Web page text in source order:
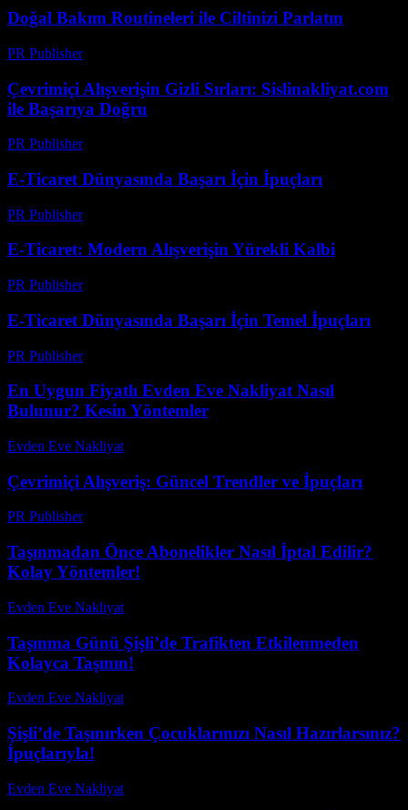
Doğal Bakım Routineleri ile Ciltinizi Parlatın
PR Publisher-
Çevrimiçi Alışverişin Gizli Sırları: Sislinakliyat.com
ile Başarıya Doğru
PR Publisher-
E-Ticaret Dünyasında Başarı İçin İpuçları
PR Publisher-
E-Ticaret: Modern Alışverişin Yürekli Kalbi
PR Publisher-
E-Ticaret Dünyasında Başarı İçin Temel İpuçları
PR Publisher-
En Uygun Fiyatlı Evden Eve Nakliyat Nasıl
Bulunur? Kesin Yöntemler
Evden Eve Nakliyat
Çevrimiçi Alışveriş: Güncel Trendler ve İpuçları
PR Publisher-
Taşınmadan Önce Abonelikler Nasıl İptal Edilir?
Kolay Yöntemler!
Evden Eve Nakliyat
Taşınma Günü Şişli’de Trafikten Etkilenmeden
Kolayca Taşının!
Evden Eve Nakliyat
Şişli’de Taşınırken Çocuklarınızı Nasıl Hazırlarsınız?
İpuçlarıyla!
Evden Eve Nakliyat